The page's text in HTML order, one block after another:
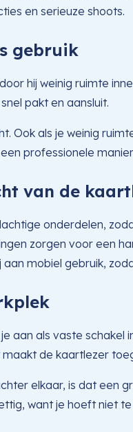
en serieuze shoots.
gebruik
hij weinig ruimte
pakt en aansluit.
Ook als je weinig
professionele
van de
onderdelen,
zorgen voor een
mobiel gebruik,
aan als vaste
de kaartlezer
elkaar, is dat een
want je hoeft niet